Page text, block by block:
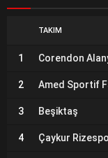
TAKIM
1 Corendon
2 Amed Sportif
3 Beşiktaş
4 Çaykur